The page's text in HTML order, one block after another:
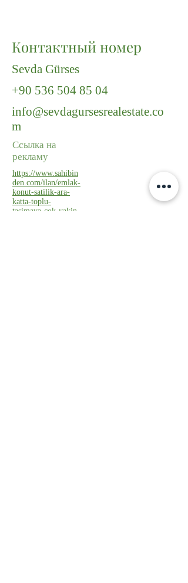
Контактный номер
Sevda Gürses
+90 536 504 85 04
info@sevdagursesrealestate.co
m
Ссылка на
рекламу
https://www.sahibin
den.com/ilan/emlak-
konut-satilik-ara-
katta-toplu-
tasimaya-cok-yakin-